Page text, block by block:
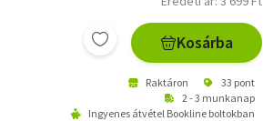
Kosárba
Raktáron
33 pont
2 - 3 munkanap
Ingyenes átvétel Bookline boltokban